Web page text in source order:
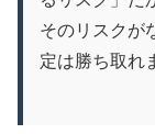
そのリスクが
定は勝ち取れ